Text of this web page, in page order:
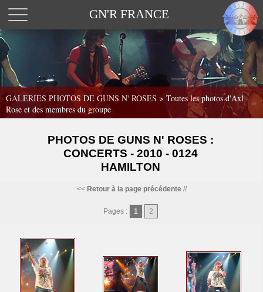
GN'R FRANCE
GALERIES PHOTOS DE GUNS N' ROSES > Toutes les photos d'Axl
Rose et des membres du groupe
PHOTOS DE GUNS N' ROSES :
CONCERTS - 2010 - 0124
HAMILTON
<< Retour à la page précédente//
Pages : 1 2